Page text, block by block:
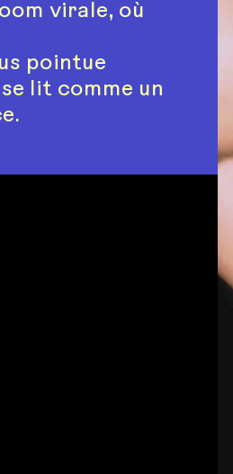
virale, où
pointue
lit comme un